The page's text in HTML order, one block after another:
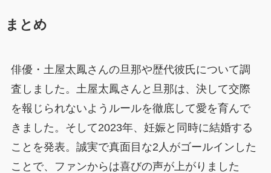
まとめ
俳優・土屋太鳳さんの旦那や歴代彼氏について調
査しました。土屋太鳳さんと旦那は、決して交際
を報じられないようルールを徹底して愛を育んで
きました。そして2023年、妊娠と同時に結婚する
ことを発表。誠実で真面目な2人がゴールインした
ことで、ファンからは喜びの声が上がりました